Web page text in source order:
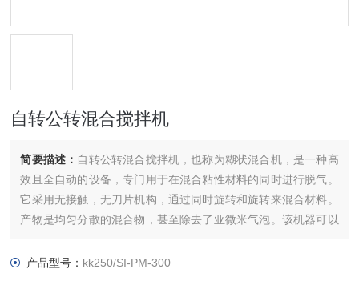
自转公转混合搅拌机
简要描述： 自转公转混合搅拌机，也称为糊状混合机，是一种高
效且全自动的设备，专门用于在混合粘性材料的同时进行脱气。
它采用无接触，无刀片机构，通过同时旋转和旋转来混合材料。
产物是均匀分散的混合物，甚至除去了亚微米气泡。该机器可以
膏，粘合剂，密封胶，导电膏，金属浆料，纳米材料和电极材料
产品型号： kk250/SI-PM-300